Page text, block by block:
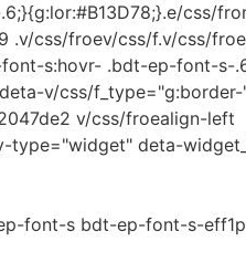
css/
.v/css/froev/css/f.v/css/
s:hovr- .bdt-ep-font-s-
v/css/
v/css/froealign-left
type="widget" deta-
font-s bdt-ep-font-s-